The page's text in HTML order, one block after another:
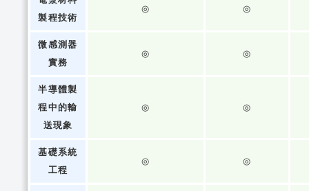
製程技術
◎ ◎
微感測器
實務
◎ ◎
半導體製
程中的輸
送現象
◎ ◎
基礎系統
工程
◎ ◎